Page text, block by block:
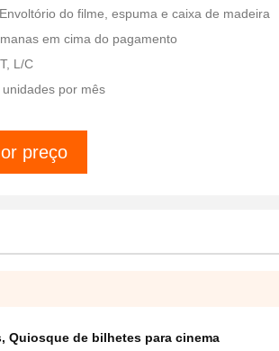
do filme, espuma e caixa de madeira
em cima do pagamento
L/C
por mês
preço
, Quiosque de bilhetes para cinema